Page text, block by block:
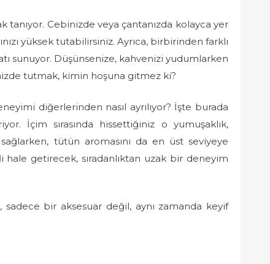
tanıyor. Cebinizde veya çantanızda kolayca yer
yüksek tutabilirsiniz. Ayrıca, birbirinden farklı
sunuyor. Düşünsenize, kahvenizi yudumlarken
tutmak, kimin hoşuna gitmez ki?
diğerlerinden nasıl ayrılıyor? İşte burada
İçim sırasında hissettiğiniz o yumuşaklık,
tütün aromasını da en üst seviyeye
hale getirecek, sıradanlıktan uzak bir deneyim
sadece bir aksesuar değil, aynı zamanda keyif